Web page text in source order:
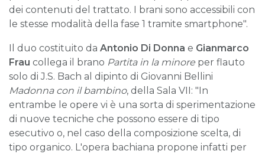
dei contenuti del trattato. I brani sono accessibili con
le stesse modalità della fase 1 tramite smartphone".
Il duo costituito da Antonio Di Donna e Gianmarco
Frau collega il brano Partita in la minore per flauto
solo di J.S. Bach al dipinto di Giovanni Bellini
Madonna con il bambino, della Sala VII: "In
entrambe le opere vi è una sorta di sperimentazione
di nuove tecniche che possono essere di tipo
esecutivo o, nel caso della composizione scelta, di
tipo organico. L'opera bachiana propone infatti per